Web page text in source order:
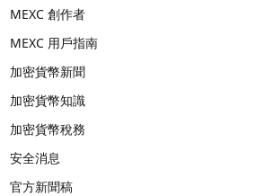
MEXC 創作者
MEXC 用戶指南
加密貨幣新聞
加密貨幣知識
加密貨幣稅務
安全消息
官方新聞稿